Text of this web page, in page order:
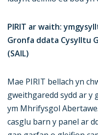
PIRIT ar waith:
Gronfa ddata Cysylltu
(SAIL)
Mae PIRIT bellach yn
gweithgaredd sydd ar y
ym Mhrifysgol
casglu barn y panel ar